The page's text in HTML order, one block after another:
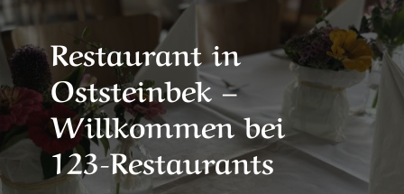
Restaurant in
Oststeinbek –
Willkommen bei
123-Restaurants